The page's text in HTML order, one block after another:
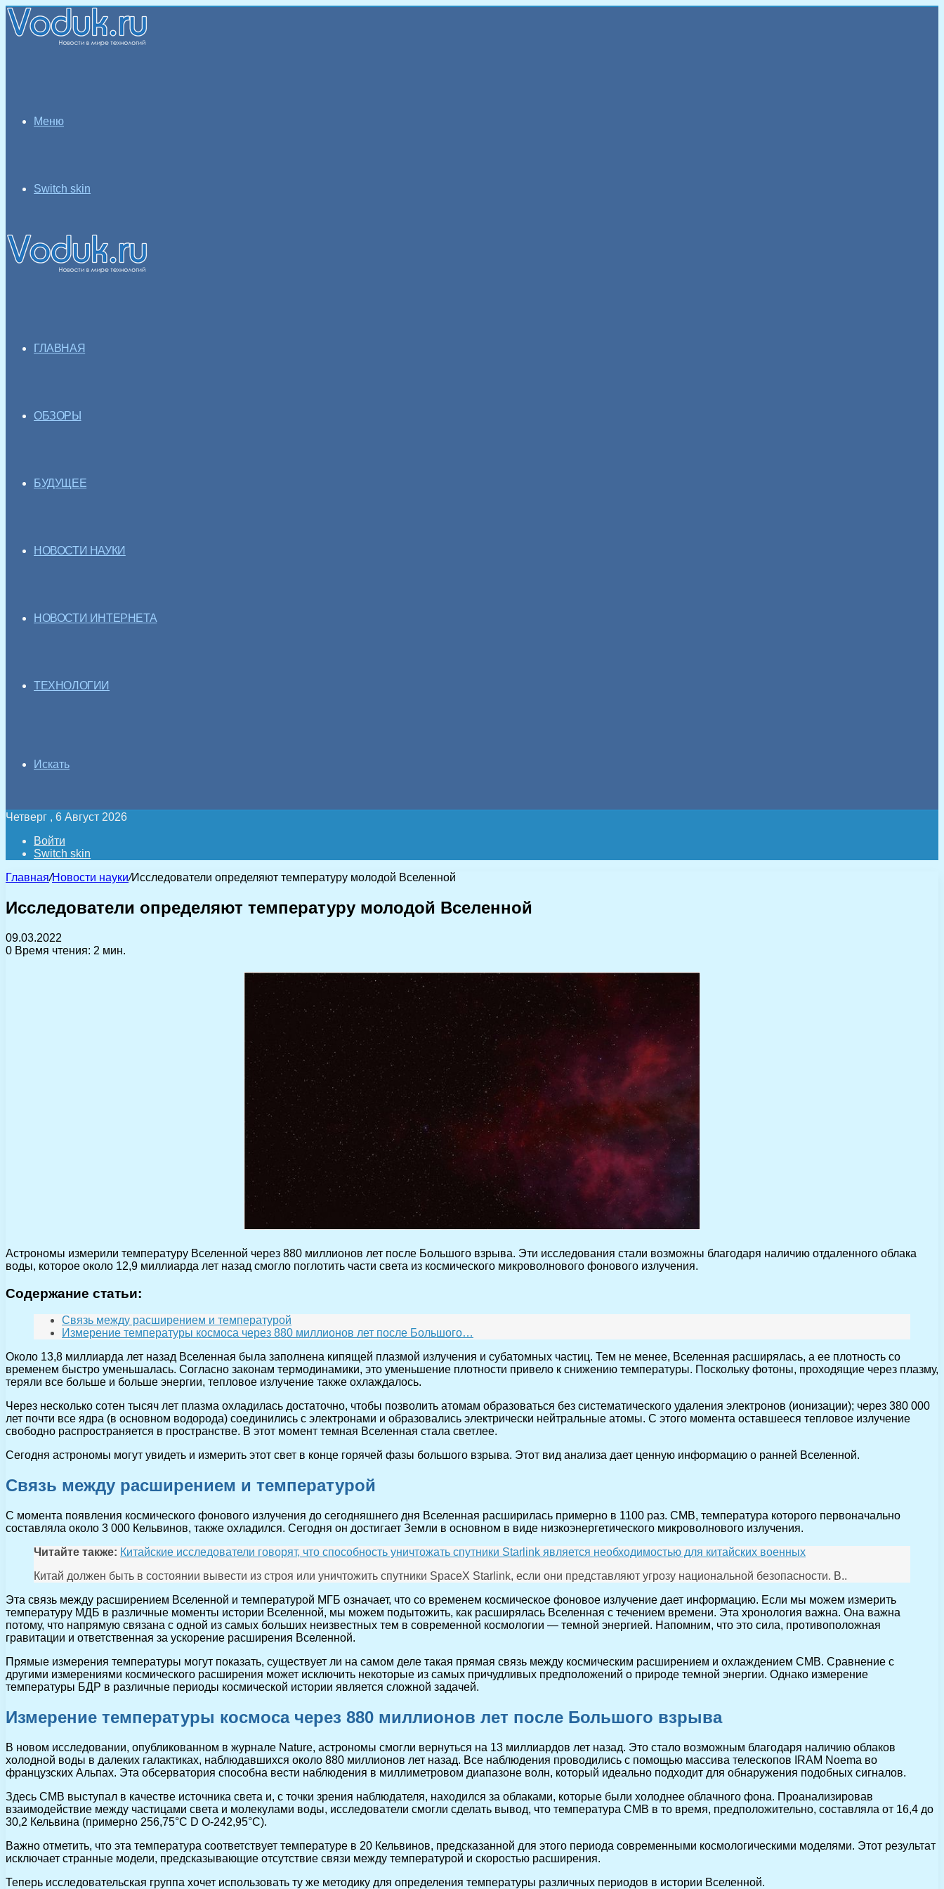
Меню
Switch skin
ГЛАВНАЯ
ОБЗОРЫ
БУДУЩЕЕ
НОВОСТИ НАУКИ
НОВОСТИ ИНТЕРНЕТА
ТЕХНОЛОГИИ
Искать
Четверг , 6 Август 2026
Войти
Switch skin
Главная/Новости науки/Исследователи определяют температуру молодой Вселенной
Исследователи определяют температуру молодой Вселенной
09.03.2022
0 Время чтения: 2 мин.
Астрономы измерили температуру Вселенной через 880 миллионов лет после Большого взрыва. Эти исследования стали возможны благодаря наличию отдаленного облака
воды, которое около 12,9 миллиарда лет назад смогло поглотить части света из космического микроволнового фонового излучения.
Содержание статьи:
Связь между расширением и температурой
Измерение температуры космоса через 880 миллионов лет после Большого…
Около 13,8 миллиарда лет назад Вселенная была заполнена кипящей плазмой излучения и субатомных частиц. Тем не менее, Вселенная расширялась, а ее плотность со
временем быстро уменьшалась. Согласно законам термодинамики, это уменьшение плотности привело к снижению температуры. Поскольку фотоны, проходящие через плазму,
теряли все больше и больше энергии, тепловое излучение также охлаждалось.
Через несколько сотен тысяч лет плазма охладилась достаточно, чтобы позволить атомам образоваться без систематического удаления электронов (ионизации); через 380 000
лет почти все ядра (в основном водорода) соединились с электронами и образовались электрически нейтральные атомы. С этого момента оставшееся тепловое излучение
свободно распространяется в пространстве. В этот момент темная Вселенная стала светлее.
Сегодня астрономы могут увидеть и измерить этот свет в конце горячей фазы большого взрыва. Этот вид анализа дает ценную информацию о ранней Вселенной.
Связь между расширением и температурой
С момента появления космического фонового излучения до сегодняшнего дня Вселенная расширилась примерно в 1100 раз. CMB, температура которого первоначально
составляла около 3 000 Кельвинов, также охладился. Сегодня он достигает Земли в основном в виде низкоэнергетического микроволнового излучения.
Читайте также: Китайские исследователи говорят, что способность уничтожать спутники Starlink является необходимостью для китайских военных
Китай должен быть в состоянии вывести из строя или уничтожить спутники SpaceX Starlink, если они представляют угрозу национальной безопасности. В..
Эта связь между расширением Вселенной и температурой МГБ означает, что со временем космическое фоновое излучение дает информацию. Если мы можем измерить
температуру МДБ в различные моменты истории Вселенной, мы можем подытожить, как расширялась Вселенная с течением времени. Эта хронология важна. Она важна
потому, что напрямую связана с одной из самых больших неизвестных тем в современной космологии — темной энергией. Напомним, что это сила, противоположная
гравитации и ответственная за ускорение расширения Вселенной.
Прямые измерения температуры могут показать, существует ли на самом деле такая прямая связь между космическим расширением и охлаждением CMB. Сравнение с
другими измерениями космического расширения может исключить некоторые из самых причудливых предположений о природе темной энергии. Однако измерение
температуры БДР в различные периоды космической истории является сложной задачей.
Измерение температуры космоса через 880 миллионов лет после Большого взрыва
В новом исследовании, опубликованном в журнале Nature, астрономы смогли вернуться на 13 миллиардов лет назад. Это стало возможным благодаря наличию облаков
холодной воды в далеких галактиках, наблюдавшихся около 880 миллионов лет назад. Все наблюдения проводились с помощью массива телескопов IRAM Noema во
французских Альпах. Эта обсерватория способна вести наблюдения в миллиметровом диапазоне волн, который идеально подходит для обнаружения подобных сигналов.
Здесь CMB выступал в качестве источника света и, с точки зрения наблюдателя, находился за облаками, которые были холоднее облачного фона. Проанализировав
взаимодействие между частицами света и молекулами воды, исследователи смогли сделать вывод, что температура CMB в то время, предположительно, составляла от 16,4 до
30,2 Кельвина (примерно 256,75°C D O-242,95°C).
Важно отметить, что эта температура соответствует температуре в 20 Кельвинов, предсказанной для этого периода современными космологическими моделями. Этот результат
исключает странные модели, предсказывающие отсутствие связи между температурой и скоростью расширения.
Теперь исследовательская группа хочет использовать ту же методику для определения температуры различных периодов в истории Вселенной.